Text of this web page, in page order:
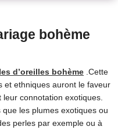
bohème
d’oreilles bohème .Cette
et ethniques auront le faveur
connotation exotiques.
les plumes exotiques ou
perles par exemple ou à